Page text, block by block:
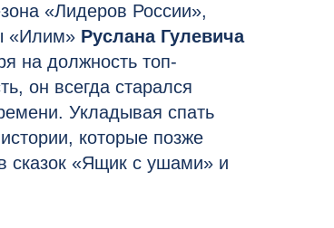
«Лидеров России»,
«Илим» Руслана Гулевича
на должность топ-
он всегда старался
Укладывая спать
которые позже
сказок «Ящик с ушами» и